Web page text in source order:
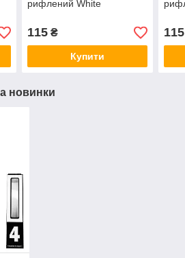
рифлений White
115₴
Купити
115
новинки